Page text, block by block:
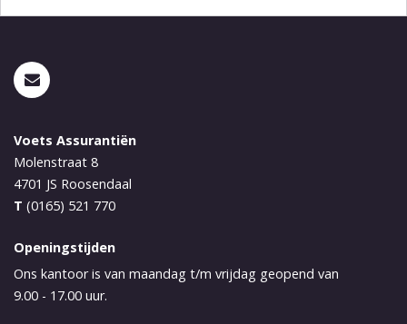
Voets Assurantiën
Molenstraat 8
4701 JS Roosendaal
T (0165) 521 770
Openingstijden
Ons kantoor is van maandag t/m vrijdag geopend van
9.00 - 17.00 uur.